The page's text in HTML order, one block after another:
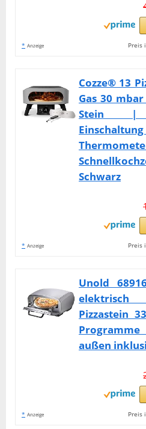
* Anzeige Preis
Cozze® 13
Gas 30
Stein |
Schwarz
* Anzeige Preis
Unold
Pizzastein
außen
* Anzeige Preis